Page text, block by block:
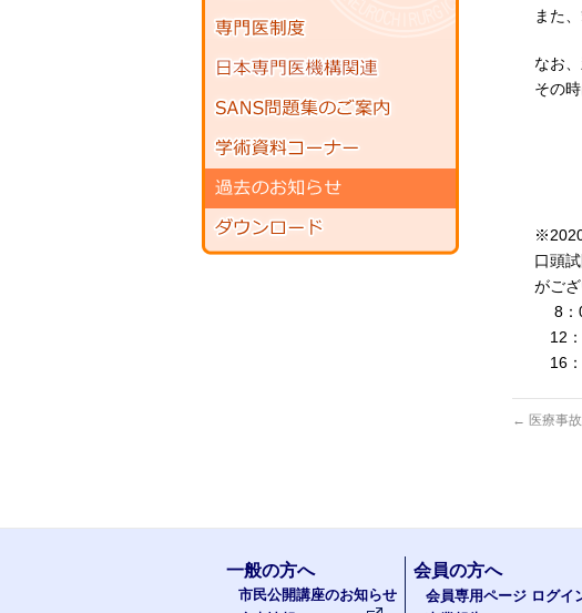
また
なお
その
口頭
がご
8：
12
16
← 医療事
一般の方へ
市民公開講座のお知らせ
会員の方へ
会員専用ページ ログイ